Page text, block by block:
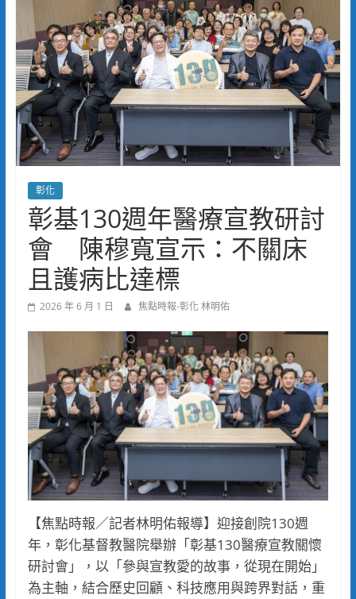
彰化
彰基130週年醫療宣教研討
會 陳穆寬宣示：不關床
且護病比達標
2026 年 6 月 1 日 焦點時報-彰化 林明佑
【焦點時報／記者林明佑報導】迎接創院130週
年，彰化基督教醫院舉辦「彰基130醫療宣教關懷
研討會」，以「參與宣教愛的故事，從現在開始」
為主軸，結合歷史回顧、科技應用與跨界對話，重